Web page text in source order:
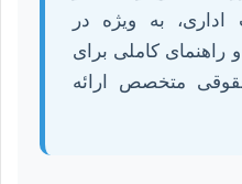
اداری، به ویژه در
کاملی برای
متخصص ارائه